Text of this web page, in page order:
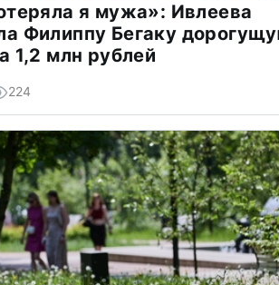
я мужа»: Ивлеева
Филиппу Бегаку
1,2 млн рублей
224